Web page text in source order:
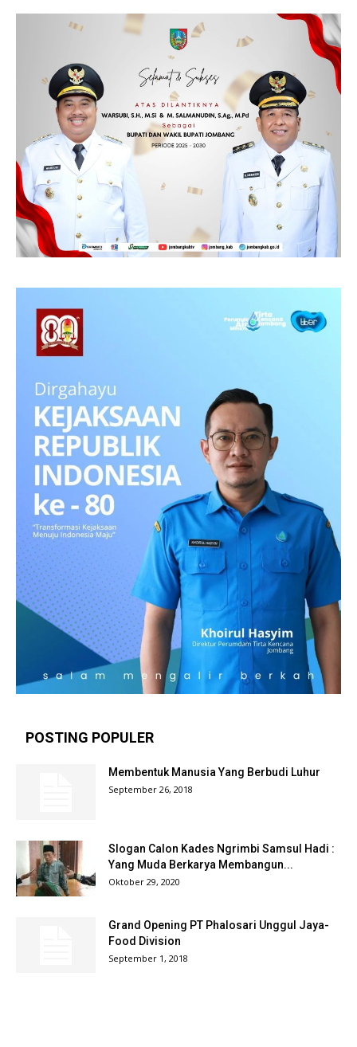
POSTING POPULER
Membentuk Manusia Yang Berbudi Luhur
September 26, 2018
Slogan Calon Kades Ngrimbi Samsul Hadi :
Yang Muda Berkarya Membangun...
Oktober 29, 2020
Grand Opening PT Phalosari Unggul Jaya-
Food Division
September 1, 2018